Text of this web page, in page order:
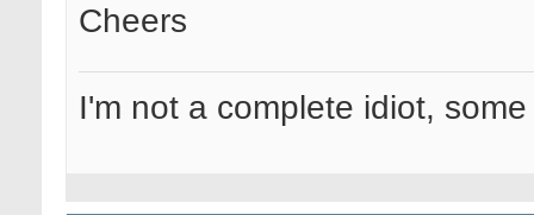
Cheers
I'm not a complete idiot,